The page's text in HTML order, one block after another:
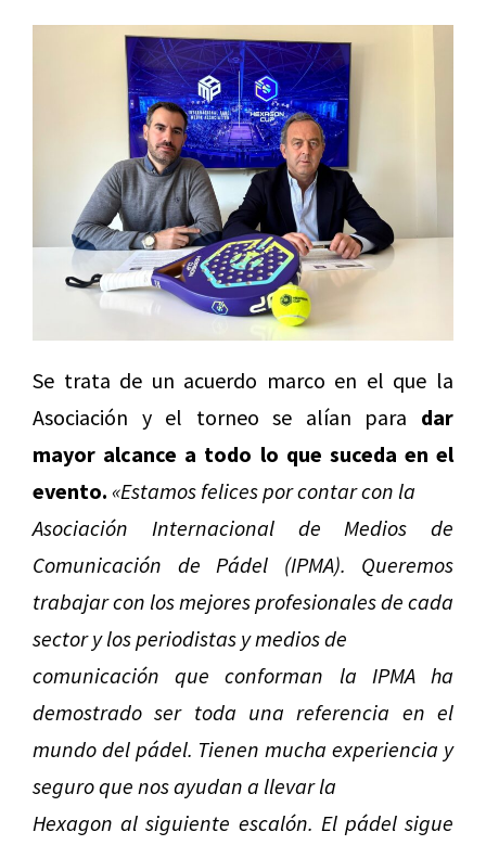
Se trata de un acuerdo marco en el que la
Asociación y el torneo se alían para dar
mayor alcance a todo lo que suceda en el
evento. «Estamos felices por contar con la
Asociación Internacional de Medios de
Comunicación de Pádel (IPMA). Queremos
trabajar con los mejores profesionales de cada
sector y los periodistas y medios de
comunicación que conforman la IPMA ha
demostrado ser toda una referencia en el
mundo del pádel. Tienen mucha experiencia y
seguro que nos ayudan a llevar la
Hexagon al siguiente escalón. El pádel sigue